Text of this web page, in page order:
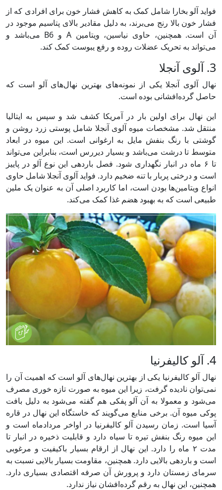
فواید آلو بخارا شامل کمک به کاهش فشار خون برای افرادی که از
فشار خون بالا رنج می‌برند، به دلیل مقادیر بالای پتاسیم موجود در
آن است. همچنین، حاوی نیاسین، ویتامین A و B6 می‌باشد و
می‌تواند به تحریک عضلات روده و رفع یبوست کمک کند.
3. آلوی آنجلا
نهال آلوی آنجلا یکی از نمونه‌های بهترین نهال‌های آلو است که
حاصل گرده‌افشانی بوده است.
این نهال برای اولین بار در آمریکا کشف شد و سپس به ایتالیا
منتقل شد. مشخصات میوه آلوی آنجلا شامل پوستی زرد روشن و
گوشتی با رنگ بنفش مایل به ارغوانی است. این میوه در ابعاد
متوسط تا درشت می‌باشد و بسیار دیررس است، بنابراین می‌تواند
تا ۶ ماه در انبار نگهداری شود. فصل باردهی این نوع آلو در پاییز
است و درختی پربار با تنه ضخیم دارد. فواید آلوی آنجلا شامل حاوی
انواع ویتامین‌ها بودن است، اما کاربرد اصلی آن به عنوان یک ملین
طبیعی است که به بهبود هضم غذا کمک می‌کند.
4. آلو کالیفرنیا
نهال آلو کالیفرنیا یکی از بهترین نهال‌های آلو است که اهمیت آن را
نمی‌توان نادیده گرفت، زیرا این میوه به صورت تازه خوری مصرف
می‌شود و معمولا به آن آلو پفکی هم گفته می‌شود به دلیل بافت
پوکی میوه آن. برخی منابع می‌گویند که خاستگاه این نهال در قاره
آسیا است. زمان رسیدن آلو کالیفرنیا در اواخر مردادماه است و
این میوه رنگ بنفش تیره تا سیاه دارد و قابلیت ذخیره در انبار تا
مدت ۲ ماه را دارد. این نهال از ارقام بسیار باکیفیت و مرغوبی
است و باردهی بالایی دارد. همچنین، مقاومت بسیار بالایی نسبت به
سرمای زمستان دارد و پرورش آن صرفه اقتصادی بسیاری دارد.
همچنین، این نهال به رقم گرده‌افشان نیاز ندارد.